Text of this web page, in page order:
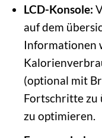
LCD-Konsole:
auf dem
Informationen
(optional mit
Fortschritte zu
zu optimieren.